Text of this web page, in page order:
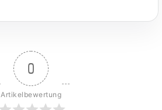
0
Artikelbewertung